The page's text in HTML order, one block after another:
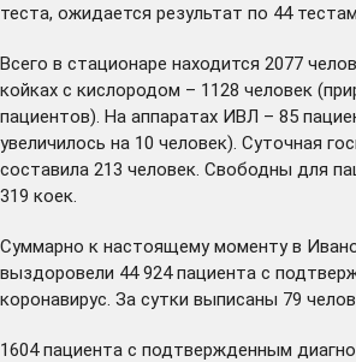
теста, ожидается результат по 44 тестам.
Всего в стационаре находится 2077
койках с кислородом – 1128 человек
пациентов). На аппаратах ИВЛ – 85
увеличилось на 10 человек). Суточная
составила 213 человек. Свободны для
319 коек.
Суммарно к настоящему моменту в
выздоровели 44 924 пациента с
коронавирус. За сутки выписаны 79
1604 пациента с подтвержденным